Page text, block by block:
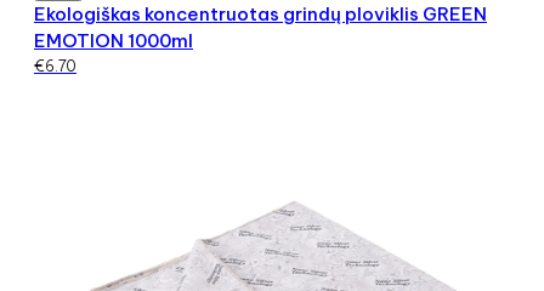
Ekologiškas koncentruotas grindų ploviklis GREEN
EMOTION 1000ml
€6.70